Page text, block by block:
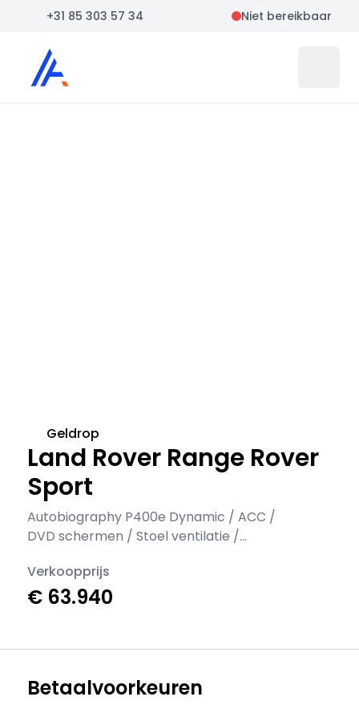
+31 85 303 57 34 Niet bereikbaar
Auto Atlas
Land Rover Range Rover
Sport
Autobiography P400e Dynamic / ACC /
DVD schermen / Stoel ventilatie /
Geldrop
Verkoopprijs
€ 63.940
Betaalvoorkeuren